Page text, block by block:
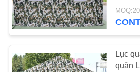
LIÊN
HỆ
CHÚNG
TÔI
Vải Tarpaulin
Vinyl
Lục
quân